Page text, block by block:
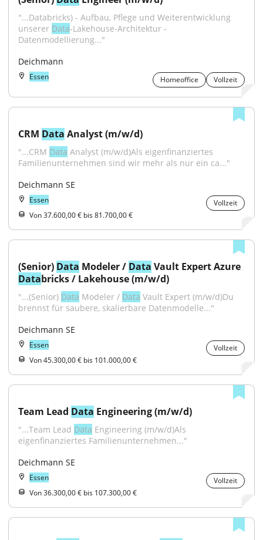
"...Databricks) - Aufbau, Pflege und Weiterentwicklung
unserer Data-Lakehouse-Architektur -
Datenmodellierung..."
Deichmann
Essen Homeoffice Vollzeit
CRM Data Analyst (m/w/d)
"...CRM Data Analyst (m/w/d)Als eigenfinanziertes
Familienunternehmen sind wir mehr als nur ein ca..."
Deichmann SE
Essen
Vollzeit
Von 37.600,00 € bis 81.700,00 €
(Senior) Data Modeler / Data
Databricks / Lakehouse (m/w/d)
"...(Senior) Data Modeler / Data Vault Expert (m/w/d)Du
brennst für saubere, skalierbare Datenmodelle..."
Deichmann SE
Essen
Vollzeit
Von 45.300,00 € bis 101.000,00 €
Team Lead Data Engineering (m/w/d)
"...Team Lead Data Engineering (m/w/d)Als
eigenfinanziertes Familienunternehmen..."
Deichmann SE
Essen
Vollzeit
Von 36.300,00 € bis 107.300,00 €